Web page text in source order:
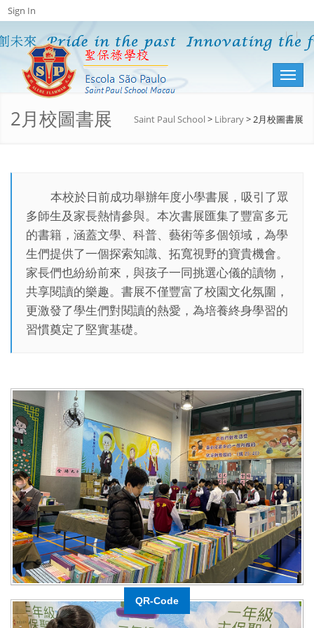
Sign In
Toggle
2月校圖書展 Saint Paul School> Library>2月校圖書展
本校於日前成功舉辦年度小學書展，吸引了眾
多師生及家長熱情參與。本次書展匯集了豐富多元
的書籍，涵蓋文學、科普、藝術等多個領域，為學
生們提供了一個探索知識、拓寬視野的寶貴機會。
家長們也紛紛前來，與孩子一同挑選心儀的讀物，
共享閱讀的樂趣。書展不僅豐富了校園文化氛圍，
更激發了學生們對閱讀的熱愛，為培養終身學習的
習慣奠定了堅實基礎。
QR-Code